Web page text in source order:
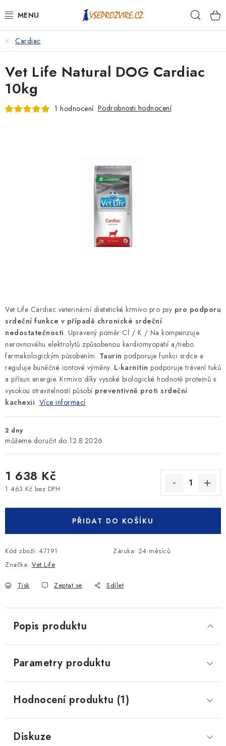
na
PSI
KOČKY
KONĚ
KRÁLÍCI/HLODAVCI/PTÁCI
Cardiac
Vet Life Cardiac veterinární dietetické krmivo pro psy pro podporu
srdeční funkce v případě chronické srdeční
nedostatečnosti. Upravený poměr Cl / K / Na kompenzuje
nerovnováhu elektrolytů způsobenou kardiomyopatií a/nebo
farmakologickým působením. Taurin podporuje funkci srdce a
reguluje buněčné iontové výměny. L-karnitin podporuje trávení tuků
a přísun energie. Krmivo díky vysoké biologické hodnotě proteinů s
vysokou stravitelností působí preventivně proti srdeční
kachexii. Více informací
2 dny
12.8.2026
1 638 Kč
1 463 Kč bez DPH
PŘIDAT DO KOŠÍKU
Kód zboží: 47191 Záruka: 24 měsíců
Značka: Vet Life
Tisk Zeptat se Sdílet
Vet Life Natural DOG Cardiac
10kg
1 hodnocení Podrobnosti hodnocení
Popis produktu
Parametry produktu
Hodnocení produktu (1)
Diskuze